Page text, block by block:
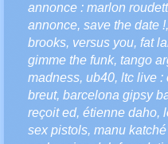
annonce : marlon
annonce, save the date !
brooks, versus you, fat
gimme the funk, tango
madness, ub40, ltc live :
breut, barcelona gipsy
reçoit ed, étienne daho,
sex pistols, manu